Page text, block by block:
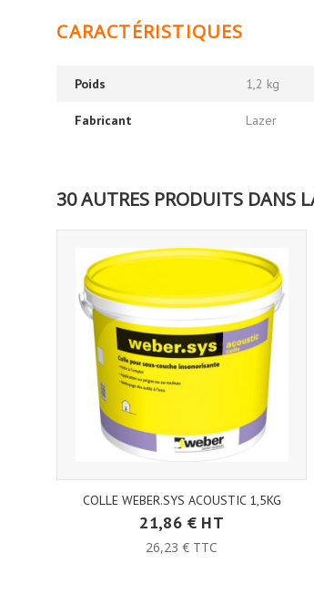
CARACTÉRISTIQUES
Poids 1,2 kg
Fabricant Lazer
30 AUTRES PRODUITS DANS
COLLE WEBER.SYS ACOUSTIC 1,5KG
21,86 € HT
26,23 € TTC